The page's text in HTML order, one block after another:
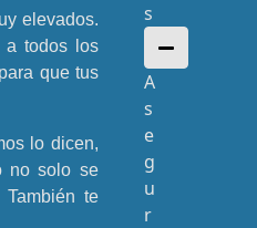
s
A
s
e
g
u
r
elevados.
a todos los
que tus
lo dicen,
no solo se
te